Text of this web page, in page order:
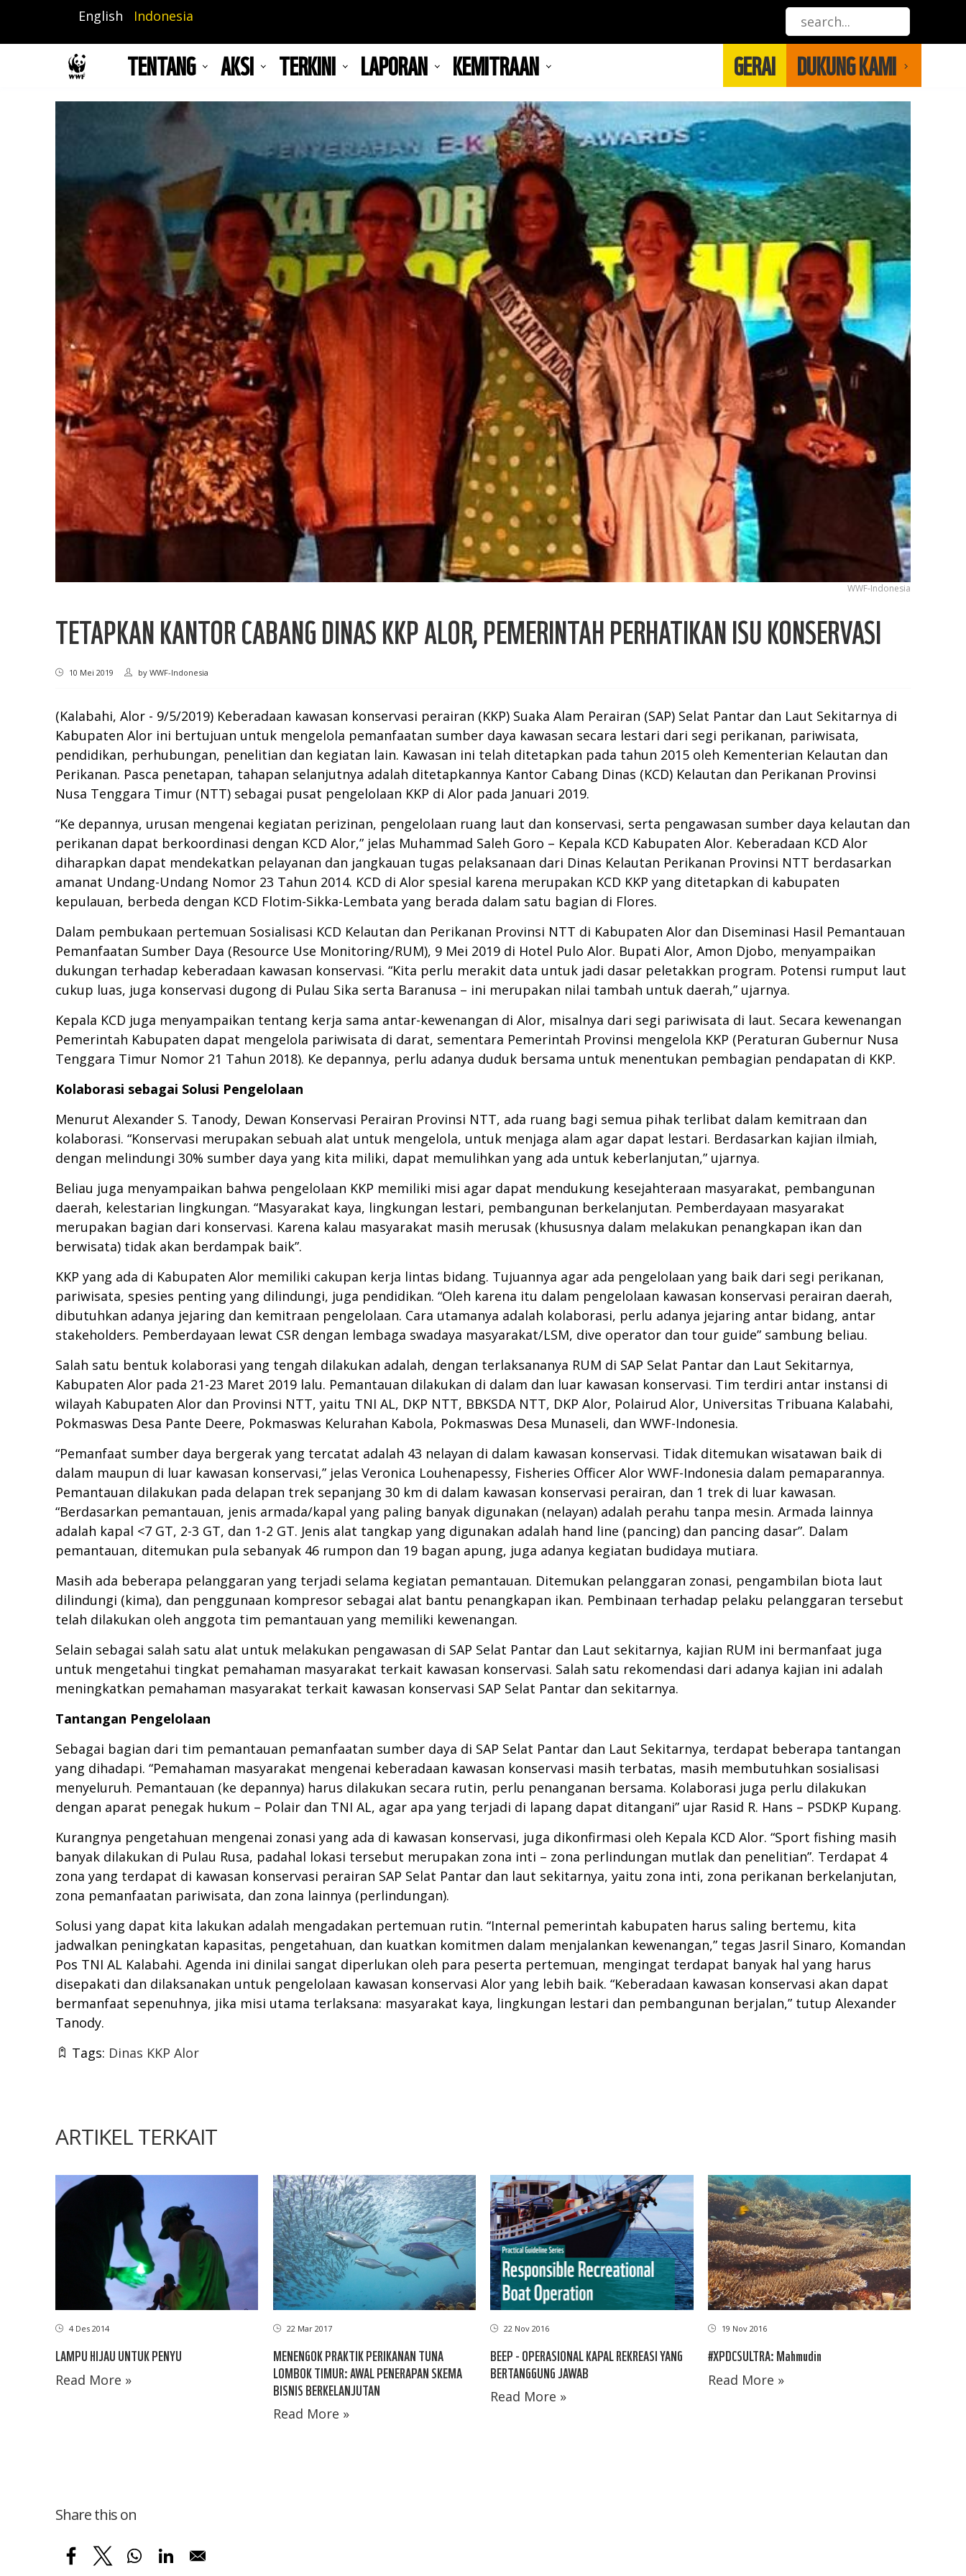
isi
English Indonesia
TENTANG AKSI TERKINI LAPORAN KEMITRAAN GERAI DUKUNG KAMI
WWF-Indonesia
TETAPKAN KANTOR CABANG DINAS KKP ALOR, PEMERINTAH PERHATIKAN ISU KONSERVASI
10 Mei 2019 by WWF-Indonesia
(Kalabahi, Alor - 9/5/2019) Keberadaan kawasan konservasi perairan (KKP) Suaka Alam Perairan (SAP) Selat Pantar dan Laut Sekitarnya di
Kabupaten Alor ini bertujuan untuk mengelola pemanfaatan sumber daya kawasan secara lestari dari segi perikanan, pariwisata,
pendidikan, perhubungan, penelitian dan kegiatan lain. Kawasan ini telah ditetapkan pada tahun 2015 oleh Kementerian Kelautan dan
Perikanan. Pasca penetapan, tahapan selanjutnya adalah ditetapkannya Kantor Cabang Dinas (KCD) Kelautan dan Perikanan Provinsi
Nusa Tenggara Timur (NTT) sebagai pusat pengelolaan KKP di Alor pada Januari 2019.
“Ke depannya, urusan mengenai kegiatan perizinan, pengelolaan ruang laut dan konservasi, serta pengawasan sumber daya kelautan dan
perikanan dapat berkoordinasi dengan KCD Alor,” jelas Muhammad Saleh Goro – Kepala KCD Kabupaten Alor. Keberadaan KCD Alor
diharapkan dapat mendekatkan pelayanan dan jangkauan tugas pelaksanaan dari Dinas Kelautan Perikanan Provinsi NTT berdasarkan
amanat Undang-Undang Nomor 23 Tahun 2014. KCD di Alor spesial karena merupakan KCD KKP yang ditetapkan di kabupaten
kepulauan, berbeda dengan KCD Flotim-Sikka-Lembata yang berada dalam satu bagian di Flores.
Dalam pembukaan pertemuan Sosialisasi KCD Kelautan dan Perikanan Provinsi NTT di Kabupaten Alor dan Diseminasi Hasil Pemantauan
Pemanfaatan Sumber Daya (Resource Use Monitoring/RUM), 9 Mei 2019 di Hotel Pulo Alor. Bupati Alor, Amon Djobo, menyampaikan
dukungan terhadap keberadaan kawasan konservasi. “Kita perlu merakit data untuk jadi dasar peletakkan program. Potensi rumput laut
cukup luas, juga konservasi dugong di Pulau Sika serta Baranusa – ini merupakan nilai tambah untuk daerah,” ujarnya.
Kepala KCD juga menyampaikan tentang kerja sama antar-kewenangan di Alor, misalnya dari segi pariwisata di laut. Secara kewenangan
Pemerintah Kabupaten dapat mengelola pariwisata di darat, sementara Pemerintah Provinsi mengelola KKP (Peraturan Gubernur Nusa
Tenggara Timur Nomor 21 Tahun 2018). Ke depannya, perlu adanya duduk bersama untuk menentukan pembagian pendapatan di KKP.
Kolaborasi sebagai Solusi Pengelolaan
Menurut Alexander S. Tanody, Dewan Konservasi Perairan Provinsi NTT, ada ruang bagi semua pihak terlibat dalam kemitraan dan
kolaborasi. “Konservasi merupakan sebuah alat untuk mengelola, untuk menjaga alam agar dapat lestari. Berdasarkan kajian ilmiah,
dengan melindungi 30% sumber daya yang kita miliki, dapat memulihkan yang ada untuk keberlanjutan,” ujarnya.
Beliau juga menyampaikan bahwa pengelolaan KKP memiliki misi agar dapat mendukung kesejahteraan masyarakat, pembangunan
daerah, kelestarian lingkungan. “Masyarakat kaya, lingkungan lestari, pembangunan berkelanjutan. Pemberdayaan masyarakat
merupakan bagian dari konservasi. Karena kalau masyarakat masih merusak (khususnya dalam melakukan penangkapan ikan dan
berwisata) tidak akan berdampak baik”.
KKP yang ada di Kabupaten Alor memiliki cakupan kerja lintas bidang. Tujuannya agar ada pengelolaan yang baik dari segi perikanan,
pariwisata, spesies penting yang dilindungi, juga pendidikan. “Oleh karena itu dalam pengelolaan kawasan konservasi perairan daerah,
dibutuhkan adanya jejaring dan kemitraan pengelolaan. Cara utamanya adalah kolaborasi, perlu adanya jejaring antar bidang, antar
stakeholders. Pemberdayaan lewat CSR dengan lembaga swadaya masyarakat/LSM, dive operator dan tour guide” sambung beliau.
Salah satu bentuk kolaborasi yang tengah dilakukan adalah, dengan terlaksananya RUM di SAP Selat Pantar dan Laut Sekitarnya,
Kabupaten Alor pada 21-23 Maret 2019 lalu. Pemantauan dilakukan di dalam dan luar kawasan konservasi. Tim terdiri antar instansi di
wilayah Kabupaten Alor dan Provinsi NTT, yaitu TNI AL, DKP NTT, BBKSDA NTT, DKP Alor, Polairud Alor, Universitas Tribuana Kalabahi,
Pokmaswas Desa Pante Deere, Pokmaswas Kelurahan Kabola, Pokmaswas Desa Munaseli, dan WWF-Indonesia.
“Pemanfaat sumber daya bergerak yang tercatat adalah 43 nelayan di dalam kawasan konservasi. Tidak ditemukan wisatawan baik di
dalam maupun di luar kawasan konservasi,” jelas Veronica Louhenapessy, Fisheries Officer Alor WWF-Indonesia dalam pemaparannya.
Pemantauan dilakukan pada delapan trek sepanjang 30 km di dalam kawasan konservasi perairan, dan 1 trek di luar kawasan.
“Berdasarkan pemantauan, jenis armada/kapal yang paling banyak digunakan (nelayan) adalah perahu tanpa mesin. Armada lainnya
adalah kapal <7 GT, 2-3 GT, dan 1-2 GT. Jenis alat tangkap yang digunakan adalah hand line (pancing) dan pancing dasar”. Dalam
pemantauan, ditemukan pula sebanyak 46 rumpon dan 19 bagan apung, juga adanya kegiatan budidaya mutiara.
Masih ada beberapa pelanggaran yang terjadi selama kegiatan pemantauan. Ditemukan pelanggaran zonasi, pengambilan biota laut
dilindungi (kima), dan penggunaan kompresor sebagai alat bantu penangkapan ikan. Pembinaan terhadap pelaku pelanggaran tersebut
telah dilakukan oleh anggota tim pemantauan yang memiliki kewenangan.
Selain sebagai salah satu alat untuk melakukan pengawasan di SAP Selat Pantar dan Laut sekitarnya, kajian RUM ini bermanfaat juga
untuk mengetahui tingkat pemahaman masyarakat terkait kawasan konservasi. Salah satu rekomendasi dari adanya kajian ini adalah
meningkatkan pemahaman masyarakat terkait kawasan konservasi SAP Selat Pantar dan sekitarnya.
Tantangan Pengelolaan
Sebagai bagian dari tim pemantauan pemanfaatan sumber daya di SAP Selat Pantar dan Laut Sekitarnya, terdapat beberapa tantangan
yang dihadapi. “Pemahaman masyarakat mengenai keberadaan kawasan konservasi masih terbatas, masih membutuhkan sosialisasi
menyeluruh. Pemantauan (ke depannya) harus dilakukan secara rutin, perlu penanganan bersama. Kolaborasi juga perlu dilakukan
dengan aparat penegak hukum – Polair dan TNI AL, agar apa yang terjadi di lapang dapat ditangani” ujar Rasid R. Hans – PSDKP Kupang.
Kurangnya pengetahuan mengenai zonasi yang ada di kawasan konservasi, juga dikonfirmasi oleh Kepala KCD Alor. “Sport fishing masih
banyak dilakukan di Pulau Rusa, padahal lokasi tersebut merupakan zona inti – zona perlindungan mutlak dan penelitian”. Terdapat 4
zona yang terdapat di kawasan konservasi perairan SAP Selat Pantar dan laut sekitarnya, yaitu zona inti, zona perikanan berkelanjutan,
zona pemanfaatan pariwisata, dan zona lainnya (perlindungan).
Solusi yang dapat kita lakukan adalah mengadakan pertemuan rutin. “Internal pemerintah kabupaten harus saling bertemu, kita
jadwalkan peningkatan kapasitas, pengetahuan, dan kuatkan komitmen dalam menjalankan kewenangan,” tegas Jasril Sinaro, Komandan
Pos TNI AL Kalabahi. Agenda ini dinilai sangat diperlukan oleh para peserta pertemuan, mengingat terdapat banyak hal yang harus
disepakati dan dilaksanakan untuk pengelolaan kawasan konservasi Alor yang lebih baik. “Keberadaan kawasan konservasi akan dapat
bermanfaat sepenuhnya, jika misi utama terlaksana: masyarakat kaya, lingkungan lestari dan pembangunan berjalan,” tutup Alexander
Tanody.
Tags: Dinas KKP Alor
ARTIKEL TERKAIT
4 Des 2014
LAMPU HIJAU UNTUK PENYU
Read More »
22 Mar 2017
MENENGOK PRAKTIK PERIKANAN TUNA
LOMBOK TIMUR: AWAL PENERAPAN SKEMA
BISNIS BERKELANJUTAN
Read More »
22 Nov 2016
BEEP - OPERASIONAL KAPAL REKREASI YANG
BERTANGGUNG JAWAB
Read More »
19 Nov 2016
#XPDCSULTRA: Mahmudin
Read More »
Share this on